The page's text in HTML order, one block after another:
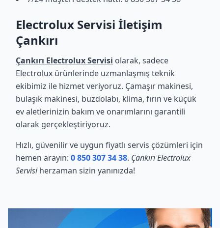
Electrolux Servisi İletişim
Çankırı
Çankırı Electrolux Servisi olarak, sadece
Electrolux ürünlerinde uzmanlaşmış teknik
ekibimiz ile hizmet veriyoruz. Çamaşır makinesi,
bulaşık makinesi, buzdolabı, klima, fırın ve küçük
ev aletlerinizin bakım ve onarımlarını garantili
olarak gerçekleştiriyoruz.
Hızlı, güvenilir ve uygun fiyatlı servis çözümleri için
hemen arayın: 0 850 307 34 38. Çankırı Electrolux
Servisiherzaman sizin yanınızda!